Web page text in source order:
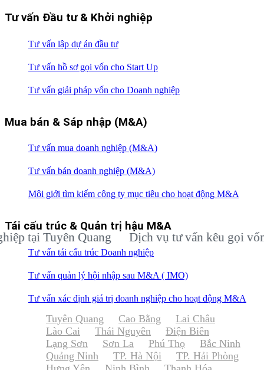
Tư vấn Đầu tư & Khởi nghiệp
Tư vấn lập dự án đầu tư
Tư vấn hồ sơ gọi vốn cho Start Up
Tư vấn giải pháp vốn cho Doanh nghiệp
Mua bán & Sáp nhập (M&A)
Tư vấn mua doanh nghiệp (M&A)
Tư vấn bán doanh nghiệp (M&A)
Môi giới tìm kiếm công ty mục tiêu cho hoạt động M&A
Tái cấu trúc & Quản trị hậu M&A
Tư vấn tái cấu trúc Doanh nghiệp
Tư vấn quản lý hội nhập sau M&A ( IMO)
Tư vấn xác định giá trị doanh nghiệp cho hoạt động M&A
Tuyên Quang Dịch vụ tư vấn kêu gọi vốn đầu
Tuyên Quang Cao Bằng
Lai Châu
Lào Cai
Thái Nguyên
Điện Biên
Lạng Sơn
Sơn La Phú Thọ
Bắc Ninh
Quảng Ninh
TP. Hà Nội
TP. Hải Phòng